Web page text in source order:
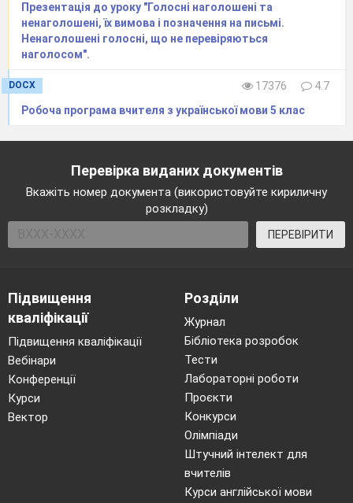
Презентація до уроку "Голосні наголошені та
ненаголошені, їх вимова і позначення на письмі.
Ненаголошені голосні, що не перевіряються
наголосом".
DOCX 17376
4.7
Робоча програма вчителя з української мови 5 клас
Перевірка виданих документів
Вкажіть номер документа (використовуйте кириличну
розкладку)
ПЕРЕВІРИТИ
Підвищення
кваліфікації
Підвищення кваліфікації
Вебінари
Конференції
Курси
Вектор
Розділи
Журнал
Бібліотека розробок
Тести
Лабораторні роботи
Проєкти
Конкурси
Олімпіади
Штучний інтелект для
вчителів
Курси англійської мови